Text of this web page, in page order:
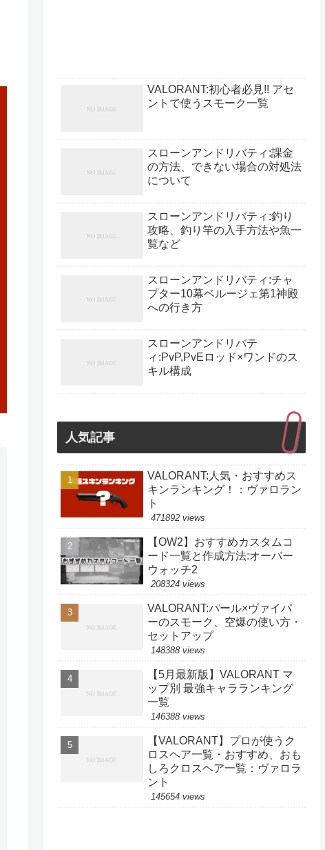
VALORANT:初心者必見!! アセ
ントで使うスモーク一覧
スローンアンドリバティ:課金
の方法、できない場合の対処法
について
スローンアンドリバティ:釣り
攻略、釣り竿の入手方法や魚一
覧など
スローンアンドリバティ:チャ
プター10幕ベルージェ第1神殿
への行き方
スローンアンドリバテ
ィ:PvP,PvEロッド×ワンドのス
キル構成
人気記事
VALORANT:人気・おすすめス
キンランキング！：ヴァロラン
ト
471892 views
【OW2】おすすめカスタムコ
ード一覧と作成方法:オーバー
ウォッチ2
208324 views
VALORANT:パール×ヴァイパ
ーのスモーク、空爆の使い方・
セットアップ
148388 views
【5月最新版】VALORANT マ
ップ別 最強キャラランキング
一覧
146388 views
【VALORANT】プロが使うク
ロスヘア一覧・おすすめ、おも
しろクロスヘア一覧：ヴァロラ
ント
145654 views